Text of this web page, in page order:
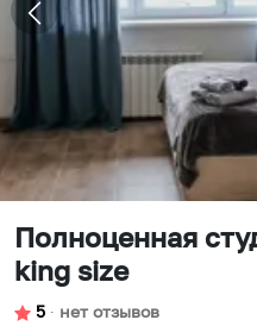
Полноценная
king size
5 ∙ нет отзывов